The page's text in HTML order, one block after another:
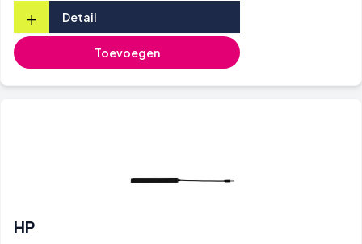
+ Detail
Toevoegen
HP